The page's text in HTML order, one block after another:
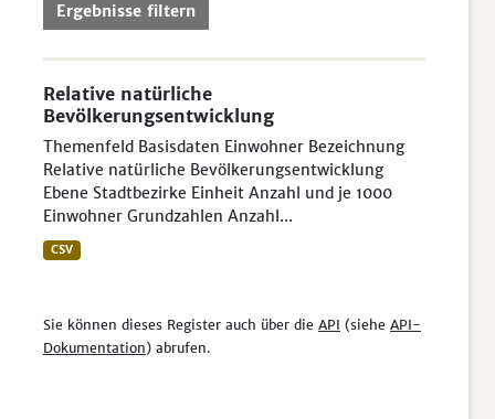
Ergebnisse filtern
Relative natürliche
Bevölkerungsentwicklung
Themenfeld Basisdaten Einwohner Bezeichnung
Relative natürliche Bevölkerungsentwicklung
Ebene Stadtbezirke Einheit Anzahl und je 1000
Einwohner Grundzahlen Anzahl...
CSV
Sie können dieses Register auch über die API (siehe API-
Dokumentation) abrufen.